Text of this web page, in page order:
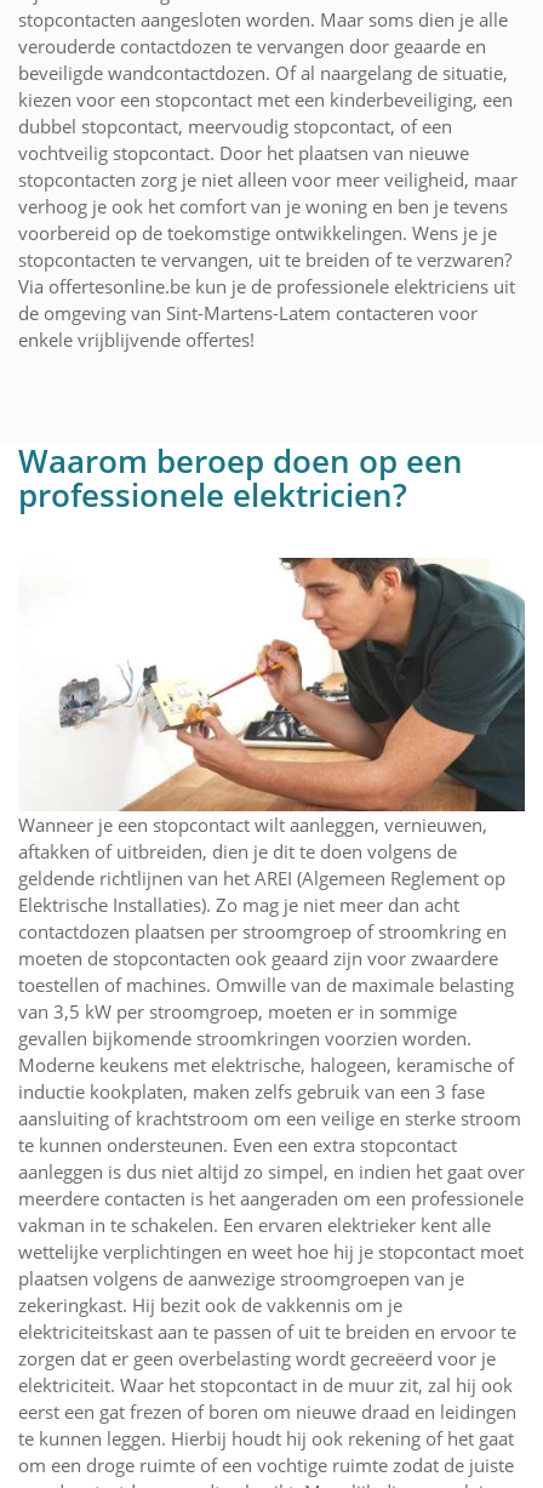
stopcontacten aangesloten worden. Maar soms dien je alle
verouderde contactdozen te vervangen door geaarde en
beveiligde wandcontactdozen. Of al naargelang de situatie,
kiezen voor een stopcontact met een kinderbeveiliging, een
dubbel stopcontact, meervoudig stopcontact, of een
vochtveilig stopcontact. Door het plaatsen van nieuwe
stopcontacten zorg je niet alleen voor meer veiligheid, maar
verhoog je ook het comfort van je woning en ben je tevens
voorbereid op de toekomstige ontwikkelingen. Wens je je
stopcontacten te vervangen, uit te breiden of te verzwaren?
Via offertesonline.be kun je de professionele elektriciens uit
de omgeving van Sint-Martens-Latem contacteren voor
enkele vrijblijvende offertes!
Waarom beroep doen op een
professionele elektricien?
Wanneer je een stopcontact wilt aanleggen, vernieuwen,
aftakken of uitbreiden, dien je dit te doen volgens de
geldende richtlijnen van het AREI (Algemeen Reglement op
Elektrische Installaties). Zo mag je niet meer dan acht
contactdozen plaatsen per stroomgroep of stroomkring en
moeten de stopcontacten ook geaard zijn voor zwaardere
toestellen of machines. Omwille van de maximale belasting
van 3,5 kW per stroomgroep, moeten er in sommige
gevallen bijkomende stroomkringen voorzien worden.
Moderne keukens met elektrische, halogeen, keramische of
inductie kookplaten, maken zelfs gebruik van een 3 fase
aansluiting of krachtstroom om een veilige en sterke stroom
te kunnen ondersteunen. Even een extra stopcontact
aanleggen is dus niet altijd zo simpel, en indien het gaat over
meerdere contacten is het aangeraden om een professionele
vakman in te schakelen. Een ervaren elektrieker kent alle
wettelijke verplichtingen en weet hoe hij je stopcontact moet
plaatsen volgens de aanwezige stroomgroepen van je
zekeringkast. Hij bezit ook de vakkennis om je
elektriciteitskast aan te passen of uit te breiden en ervoor te
zorgen dat er geen overbelasting wordt gecreëerd voor je
elektriciteit. Waar het stopcontact in de muur zit, zal hij ook
eerst een gat frezen of boren om nieuwe draad en leidingen
te kunnen leggen. Hierbij houdt hij ook rekening of het gaat
om een droge ruimte of een vochtige ruimte zodat de juiste